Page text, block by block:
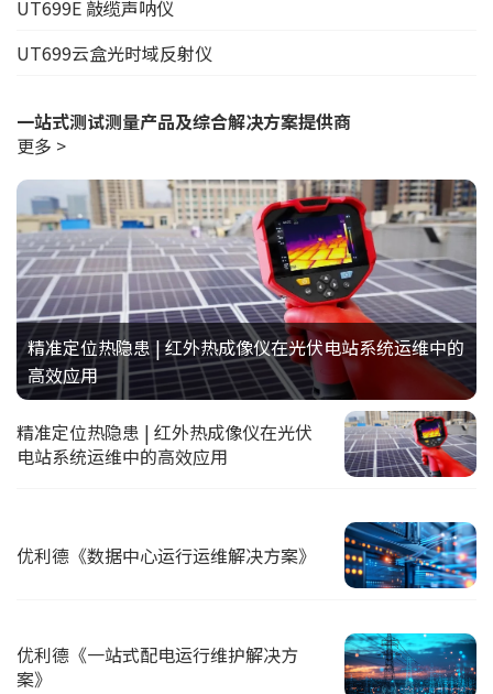
UT699E 敲缆声呐仪
UT699云盒光时域反射仪
一站式测试测量产品及综合解决方案提供商
更多 >
精准定位热隐患 | 红外热成像仪在光伏电站系统运维中的
高效应用
精准定位热隐患 | 红外热成像仪在光伏
电站系统运维中的高效应用
优利德《数据中心运行运维解决方案》
优利德《一站式配电运行维护解决方
案》